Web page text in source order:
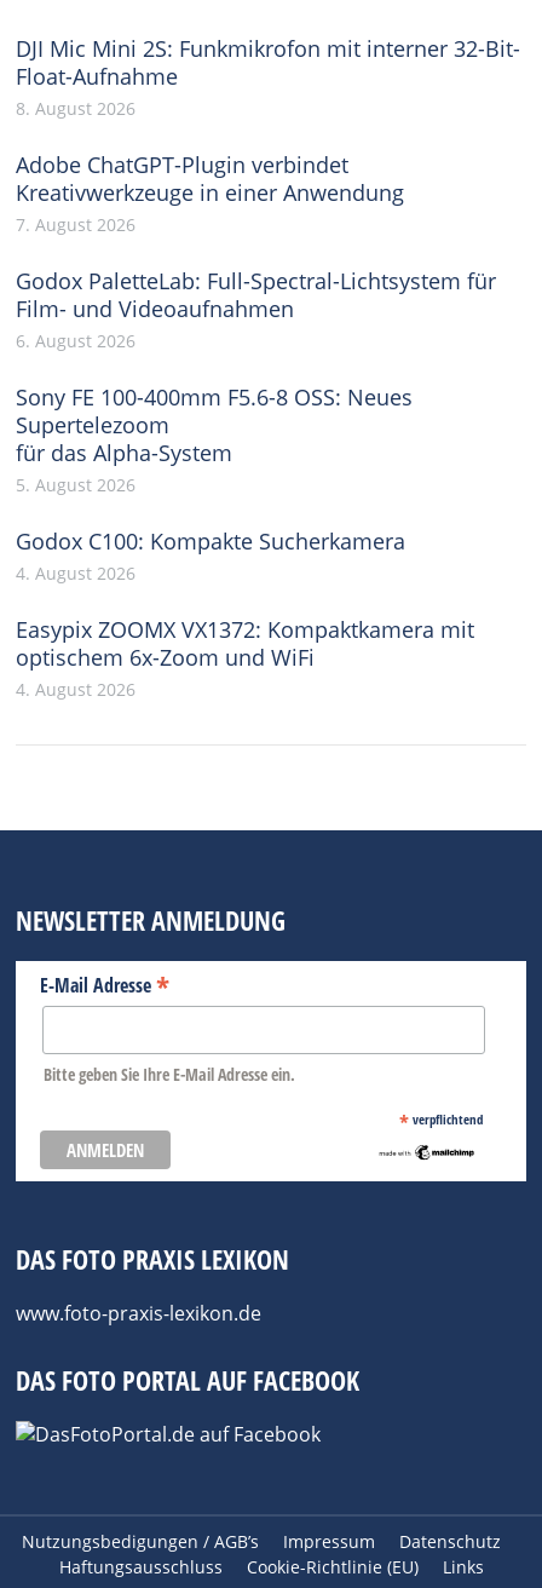
DJI Mic Mini 2S: Funkmikrofon mit interner 32-Bit-
Float-Aufnahme
8. August 2026
Adobe ChatGPT-Plugin verbindet
Kreativwerkzeuge in einer Anwendung
7. August 2026
Godox PaletteLab: Full-Spectral-Lichtsystem für
Film- und Videoaufnahmen
6. August 2026
Sony FE 100-400mm F5.6-8 OSS: Neues
Supertelezoom
für das Alpha-System
5. August 2026
Godox C100: Kompakte Sucherkamera
4. August 2026
Easypix ZOOMX VX1372: Kompaktkamera mit
optischem 6x-Zoom und WiFi
4. August 2026
NEWSLETTER ANMELDUNG
E-Mail Adresse*
Bitte geben Sie Ihre E-Mail Adresse ein.
* verpflichtend
DAS FOTO PRAXIS LEXIKON
www.foto-praxis-lexikon.de
DAS FOTO PORTAL AUF FACEBOOK
Nutzungsbedigungen / AGB’s Impressum
Datenschutz
Haftungsausschluss
Cookie-Richtlinie (EU) Links